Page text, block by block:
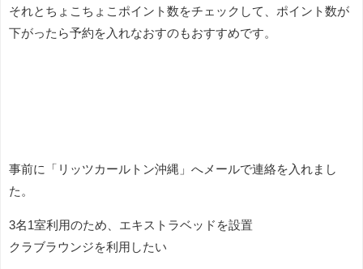
それとちょこちょこポイント数をチェックして、ポイント数が
下がったら予約を入れなおすのもおすすめです。
事前に「リッツカールトン沖縄」へメールで連絡を入れまし
た。
3名1室利用のため、エキストラベッドを設置
クラブラウンジを利用したい